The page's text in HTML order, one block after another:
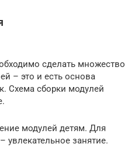
сделать множество
– это и есть основа
Схема сборки модулей
модулей детям. Для
занятие.